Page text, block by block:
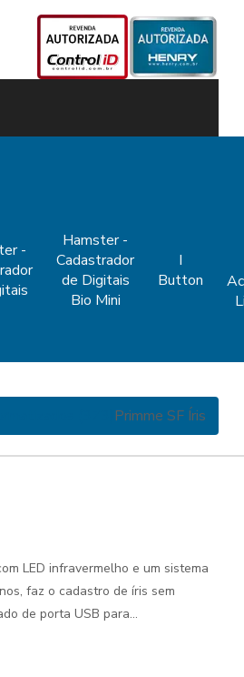
-
Hamster -
Cadastrador
de Digitais
Bio Mini
I
Button
Primme SF Íris
LED infravermelho e um sistema
faz o cadastro de íris sem
de porta USB para...